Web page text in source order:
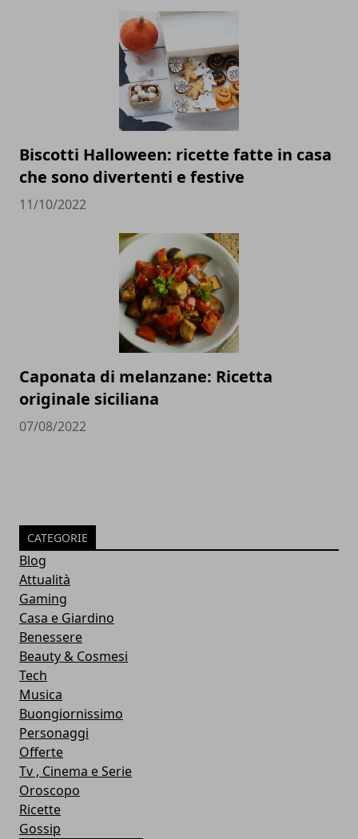
Biscotti Halloween: ricette fatte in casa
che sono divertenti e festive
11/10/2022
Caponata di melanzane: Ricetta
originale siciliana
07/08/2022
CATEGORIE
Blog
Attualità
Gaming
Casa e Giardino
Benessere
Beauty & Cosmesi
Tech
Musica
Buongiornissimo
Personaggi
Offerte
Tv , Cinema e Serie
Oroscopo
Ricette
Gossip